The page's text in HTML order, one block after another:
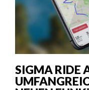
SIGMA RIDE